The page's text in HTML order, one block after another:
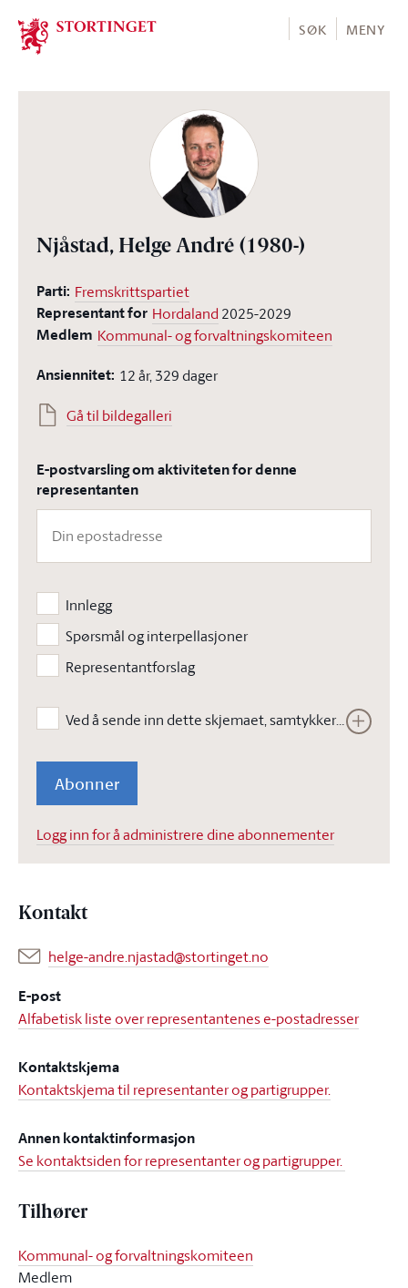
Stortinget.no
SØK MENY
Njåstad, Helge André (1980-)
Parti: Fremskrittspartiet
Representant for Hordaland 2025-2029
Medlem Kommunal- og forvaltningskomiteen
Ansiennitet: 12 år, 329 dager
Gå til bildegalleri
E-postvarsling om aktiviteten for denne
representanten
Innlegg
Spørsmål og interpellasjoner
Representantforslag
Ved å sende inn dette skjemaet, samtykker jeg i at Stortinget kan lagre opplysningene jeg har gitt i skjemaet. Opplysningene vil ikke bli brukt til annet enn å kunne gjennomføre den bestilte tjenesten. Les vår
Abonner
Logg inn for å administrere dine abonnementer
Kontakt
helge-andre.njastad@stortinget.no
E-post
Alfabetisk liste over representantenes e-postadresser
Kontaktskjema
Kontaktskjema til representanter og partigrupper.
Annen kontaktinformasjon
Se kontaktsiden for representanter og partigrupper.
Tilhører
Kommunal- og forvaltningskomiteen
Medlem